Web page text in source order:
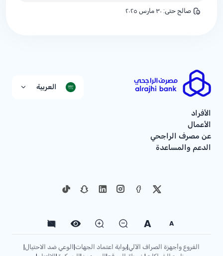
صالح حتى: ٣٠ مارس ٢٠٢٥
العربية
الأفراد
الأعمال
عن مصرف الراجحي
الدعم والمساعدة
A
A
الفروع وأجهزة الصراف الآلي|بوابة اعتماد الجهات|الوعي ضد الاحتيال|